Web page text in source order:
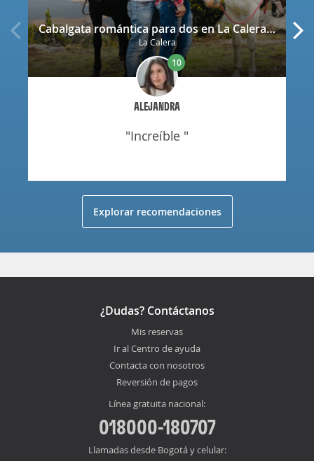
Cabalgata romántica para dos en La Calera con decoración
La Calera
ALEJANDRA
10
"increíble "
Explorar recomendaciones
¿Dudas? Contáctanos
Mis reservas
Ir al Centro de ayuda
Contacta con nosotros
Reversión de pagos
Línea gratuita nacional:
018000-180707
Llamadas desde Bogotá y celular: